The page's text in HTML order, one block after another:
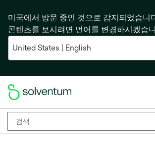
미국에서 방문 중인 것으로 감지되었습니
콘텐츠를 보시려면 언어를 변경하시겠습